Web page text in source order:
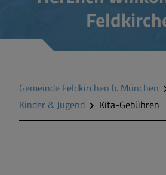
Gesundheit & Soziales
Wirtschaft & Gewerbe
Gemeinde Feldkirchen b. München
Kinder & Jugend
Kita-Gebühren